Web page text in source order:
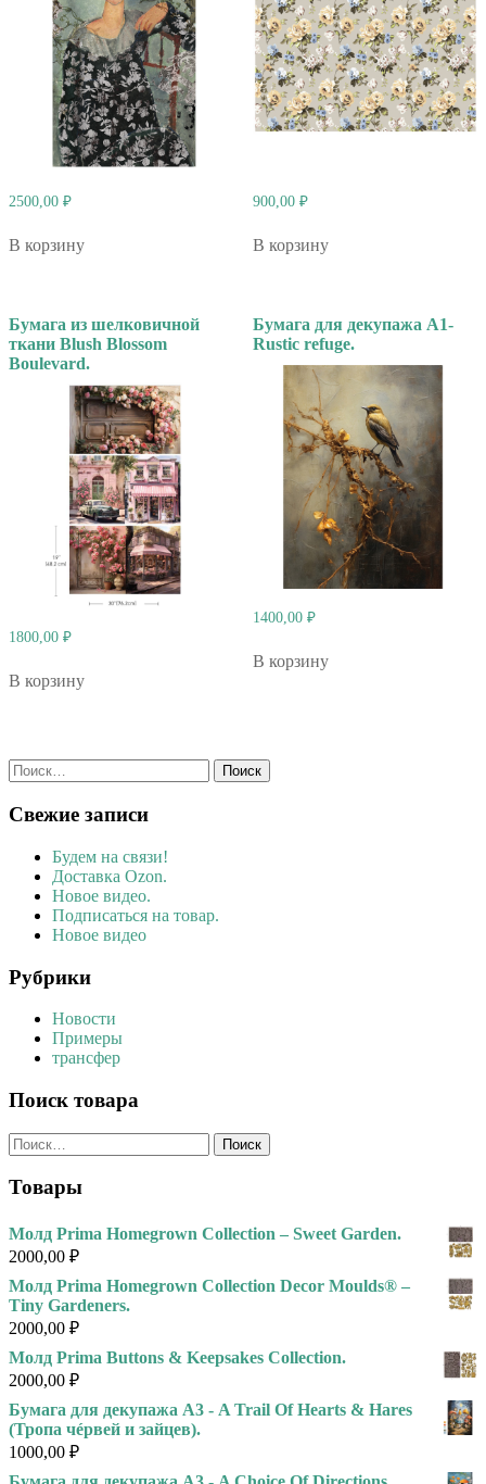
2500,00 ₽
В корзину
900,00 ₽
В корзину
Бумага из шелковичной
ткани Blush Blossom
Boulevard.
1800,00 ₽
В корзину
Бумага для декупажа А1-
Rustic refuge.
1400,00 ₽
В корзину
Найти:
Свежие записи
Будем на связи!
Доставка Ozon.
Новое видео.
Подписаться на товар.
Новое видео
Рубрики
Новости
Примеры
трансфер
Поиск товара
Найти:
Товары
Молд Prima Homegrown Collection – Sweet Garden.
2000,00 ₽
Молд Prima Homegrown Collection Decor Moulds® –
Tiny Gardeners.
2000,00 ₽
Молд Prima Buttons & Keepsakes Collection.
2000,00 ₽
Бумага для декупажа А3 - A Trail Of Hearts & Hares
(Тропа чéрвей и зайцев).
1000,00 ₽